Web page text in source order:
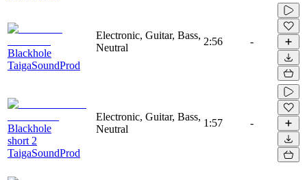
Blackhole
TaigaSoundProd
Electronic, Guitar, Bass,
Neutral
2:56 -
Blackhole
short 2
TaigaSoundProd
Electronic, Guitar, Bass,
Neutral
1:57 -